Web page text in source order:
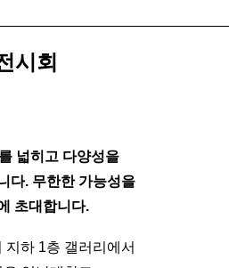
시회
넓히고 다양성을
다. 무한한 가능성을
초대합니다.
하 1층 갤러리에서